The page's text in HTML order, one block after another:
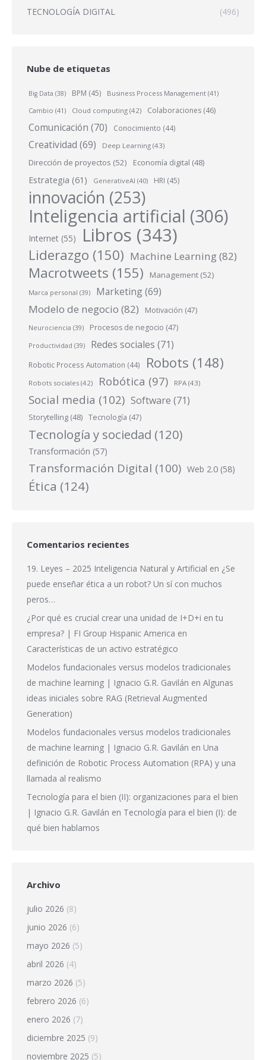
TECNOLOGÍA DIGITAL
(496)
Nube de etiquetas
Big Data (38) BPM (45) Business Process Management (41)
Cambio (41) Cloud computing (42) Colaboraciones (46)
Comunicación (70) Conocimiento (44)
Creatividad (69) Deep Learning (43)
Dirección de proyectos (52) Economía digital (48)
Estrategia (61) GenerativeAI (40) HRI (45)
innovación (253)
Inteligencia artificial (306)
Internet (55) Libros (343)
Liderazgo (150) Machine Learning(82)
Macrotweets (155) Management (52)
Marca personal (39) Marketing (69)
Modelo de negocio (82) Motivación (47)
Neurociencia (39) Procesos de negocio (47)
Productividad (39) Redes sociales (71)
Robotic Process Automation (44) Robots (148)
Robots sociales (42) Robótica (97) RPA (43)
Social media (102) Software (71)
Storytelling (48) Tecnología (47)
Tecnología y sociedad (120)
Transformación (57)
Transformación Digital (100) Web 2.0 (58)
Ética (124)
Comentarios recientes
19. Leyes – 2025 Inteligencia Natural y Artificial en ¿Se
puede enseñar ética a un robot? Un sí con muchos
peros…
¿Por qué es crucial crear una unidad de I+D+i en tu
empresa? | FI Group Hispanic America en
Características de un activo estratégico
Modelos fundacionales versus modelos tradicionales
de machine learning | Ignacio G.R. Gavilán en Algunas
ideas iniciales sobre RAG (Retrieval Augmented
Generation)
Modelos fundacionales versus modelos tradicionales
de machine learning | Ignacio G.R. Gavilán en Una
definición de Robotic Process Automation (RPA) y una
llamada al realismo
Tecnología para el bien (II): organizaciones para el bien
| Ignacio G.R. Gavilán en Tecnología para el bien (I): de
qué bien hablamos
Archivo
julio 2026 (8)
junio 2026 (6)
mayo 2026 (5)
abril 2026 (4)
marzo 2026 (5)
febrero 2026 (6)
enero 2026 (7)
diciembre 2025 (9)
noviembre 2025 (5)